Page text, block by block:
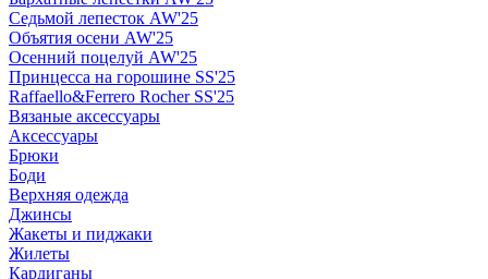
Седьмой лепесток AW'25
Объятия осени AW'25
Осенний поцелуй AW'25
Принцесса на горошине SS'25
Raffaello&Ferrero Rocher SS'25
Вязаные аксессуары
Аксессуары
Брюки
Боди
Верхняя одежда
Джинсы
Жакеты и пиджаки
Жилеты
Кардиганы